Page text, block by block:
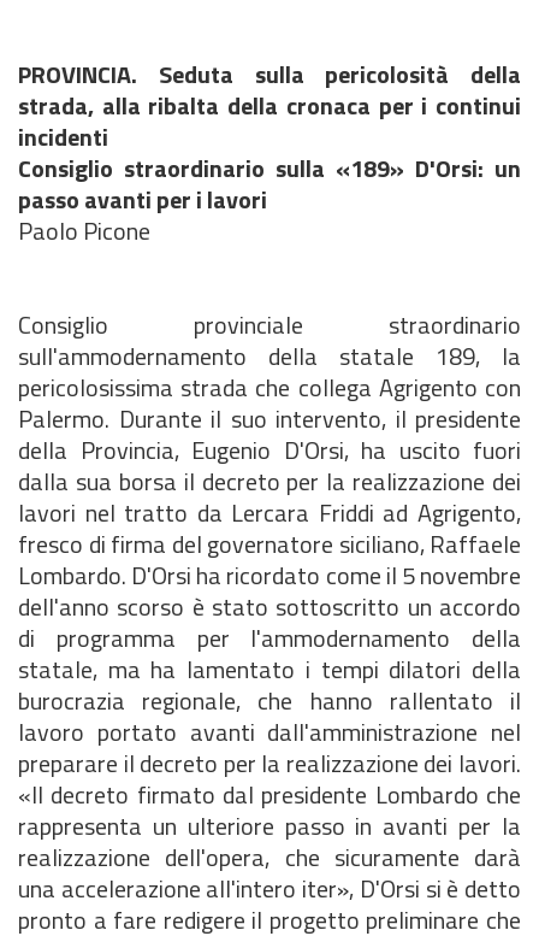
PROVINCIA. Seduta sulla pericolosità della
strada, alla ribalta della cronaca per i continui
incidenti
Consiglio straordinario sulla «189» D'Orsi: un
passo avanti per i lavori
Paolo Picone
Consiglio provinciale straordinario
sull'ammodernamento della statale 189, la
pericolosissima strada che collega Agrigento con
Palermo. Durante il suo intervento, il presidente
della Provincia, Eugenio D'Orsi, ha uscito fuori
dalla sua borsa il decreto per la realizzazione dei
lavori nel tratto da Lercara Friddi ad Agrigento,
fresco di firma del governatore siciliano, Raffaele
Lombardo. D'Orsi ha ricordato come il 5 novembre
dell'anno scorso è stato sottoscritto un accordo
di programma per l'ammodernamento della
statale, ma ha lamentato i tempi dilatori della
burocrazia regionale, che hanno rallentato il
lavoro portato avanti dall'amministrazione nel
preparare il decreto per la realizzazione dei lavori.
«Il decreto firmato dal presidente Lombardo che
rappresenta un ulteriore passo in avanti per la
realizzazione dell'opera, che sicuramente darà
una accelerazione all'intero iter», D'Orsi si è detto
pronto a fare redigere il progetto preliminare che